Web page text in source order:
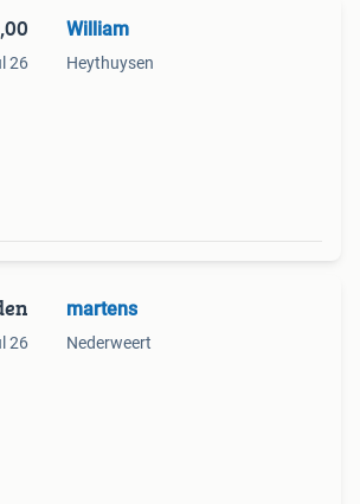
26
William
Heythuysen
26
martens
Nederweert